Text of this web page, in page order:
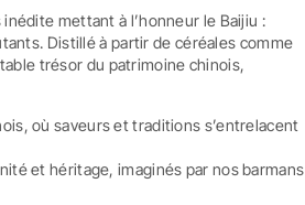
mettant à l’honneur le Baijiu :
Distillé à partir de céréales comme
trésor du patrimoine chinois,
où saveurs et traditions s’entrelacent
et héritage, imaginés par nos barmans